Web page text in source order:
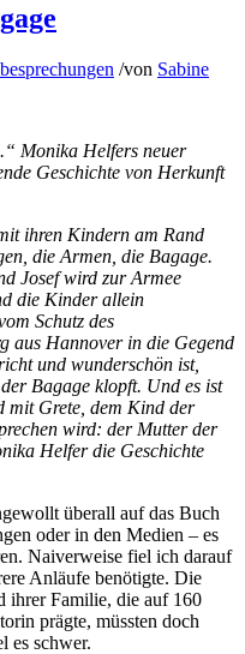
/von Sabine
Monika Helfers neuer
Geschichte von Herkunft
ihren Kindern am Rand
die Armen, die Bagage.
Josef wird zur Armee
die Kinder allein
Schutz des
aus Hannover in die Gegend
und wunderschön ist,
Bagage klopft. Und es ist
mit Grete, dem Kind der
wird: der Mutter der
Helfer die Geschichte
überall auf das Buch
oder in den Medien – es
Naiverweise fiel ich darauf
Anläufe benötigte. Die
ihrer Familie, die auf 160
prägte, müssten doch
es schwer.